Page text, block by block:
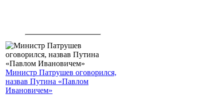
Министр Патрушев оговорился,
назвав Путина «Павлом
Ивановичем»